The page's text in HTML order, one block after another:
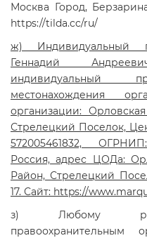
Москва Город,
https://tilda.cc/ru/
ж) Индивидуальный
Геннадий
индивидуальный
местонахождения
организации:
Стрелецкий Поселок,
572005461832,
Россия, адрес ЦОДа:
Район, Стрелецкий
17. Сайт: https://
з) Любому
правоохранительным